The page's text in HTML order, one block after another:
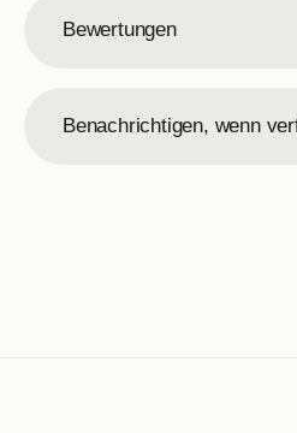
Bewertungen
Benachrichtigen, wenn